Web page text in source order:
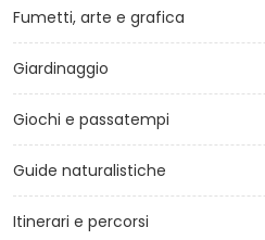
Fumetti, arte e grafica
Giardinaggio
Giochi e passatempi
Guide naturalistiche
Itinerari e percorsi